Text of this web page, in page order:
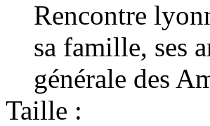
Rencontre
sa famille, ses
générale des
Taille :